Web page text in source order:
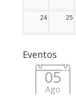
24 25
Eventos
05
Ago